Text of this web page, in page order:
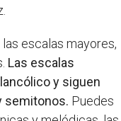
escalas mayores,
Las escalas
y siguen
semitonos. Puedes